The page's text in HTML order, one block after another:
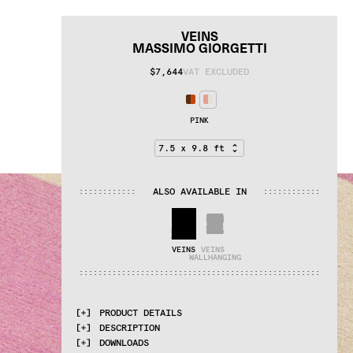
VEINS
MASSIMO GIORGETTI
$7,644VAT EXCLUDED
PINK
: : : : : : : : : : : : ALSO AVAILABLE IN : : : : : : : : : : : :
VEINS VEINS
WALLHANGING
: : : : : : : : : : : : : : : : : : : : : : : : : : : : : : : : : : : : : : : : : : : : : : : : : : :
PRODUCT DETAILS
MATERIALS
100% Himalayan wool
DESCRIPTION
Proudly made by hand in Nepal.
DOWNLOADS